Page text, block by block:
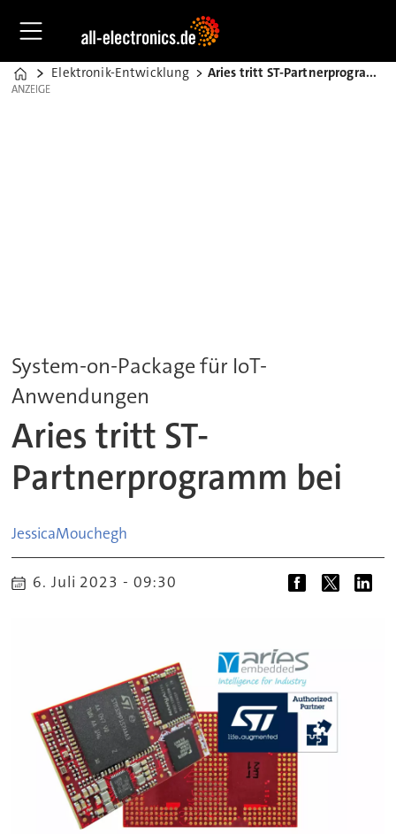
Home
Elektronik-Entwicklung Aries tritt ST-Partnerprogramm bei
ANZEIGE
ANZEIGE
System-on-Package für IoT-
Anwendungen
Aries tritt ST-
Partnerprogramm bei
JessicaMouchegh
6. Juli 2023 - 09:30